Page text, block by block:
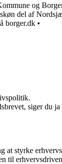
og
del af
borger.dk •
siger du
at styrke
til